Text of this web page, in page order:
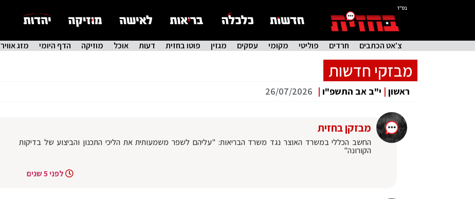
בס"ד
צ'אט הכתבים חרדים פוליטי מקומי עסקים מגזין פוטו בחזית דעות אוכל מוזיקה הדף היומי מזג אוויר
מבזקי חדשות
ראשון | י"ב אב התשפ"ו |
26/07/2026
מבזקן בחזית
‏החשב הכללי במשרד האוצר נגד משרד הבריאות: "עליהם לשפר משמעותית את הליכי התכנון והביצוע של בדיקות
הקורונה"
לפני 5 שנים